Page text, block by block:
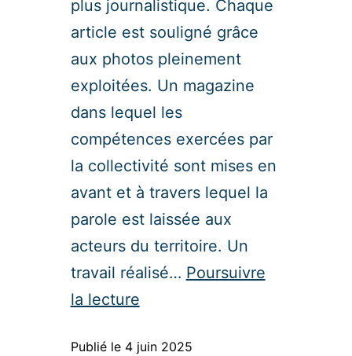
plus journalistique. Chaque
article est souligné grâce
aux photos pleinement
exploitées. Un magazine
dans lequel les
compétences exercées par
la collectivité sont mises en
avant et à travers lequel la
parole est laissée aux
acteurs du territoire. Un
travail réalisé… Poursuivre
la lecture
Publié le 4 juin 2025